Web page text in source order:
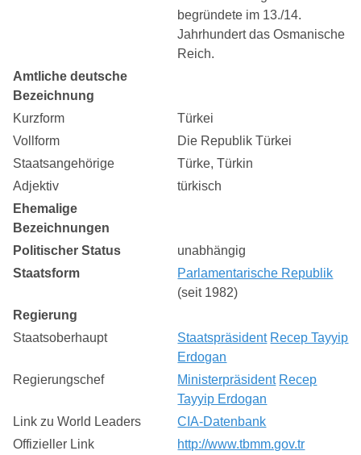
begründete im 13./14.
Jahrhundert das Osmanische
Reich.
Amtliche deutsche
Bezeichnung
Kurzform
Türkei
Vollform
Die Republik Türkei
Staatsangehörige
Türke, Türkin
Adjektiv
türkisch
Ehemalige
Bezeichnungen
Politischer Status
unabhängig
Staatsform
Parlamentarische Republik
(seit 1982)
Regierung
Staatsoberhaupt
Staatspräsident Recep Tayyip
Erdogan
Regierungschef
Ministerpräsident Recep
Tayyip Erdogan
Link zu World Leaders
CIA-Datenbank
Offizieller Link
http://www.tbmm.gov.tr